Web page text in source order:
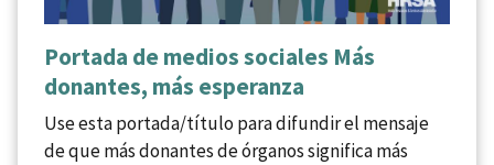
Portada de medios sociales Más
donantes, más esperanza
Use esta portada/título para difundir el mensaje
de que más donantes de órganos significa más